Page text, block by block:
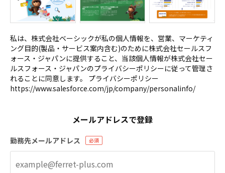
私は、株式会社ベーシックが私の個人情報を、営業、マーケティ
ング目的(製品・サービス案内含む)のために株式会社セールスフ
ォース・ジャパンに提供すること、当該個人情報が株式会社セー
ルスフォース・ジャパンのプライバシーポリシーに従って管理さ
れることに同意します。 プライバシーポリシー
https://www.salesforce.com/jp/company/personalinfo/
メールアドレスで登録
勤務先メールアドレス